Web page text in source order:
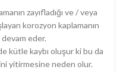
zayıfladığı ve / veya
korozyon kaplamanın
devam eder.
kütle kaybı oluşur ki bu da
yitirmesine neden olur.